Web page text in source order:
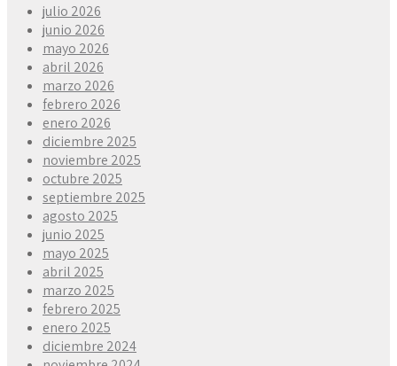
julio 2026
junio 2026
mayo 2026
abril 2026
marzo 2026
febrero 2026
enero 2026
diciembre 2025
noviembre 2025
octubre 2025
septiembre 2025
agosto 2025
junio 2025
mayo 2025
abril 2025
marzo 2025
febrero 2025
enero 2025
diciembre 2024